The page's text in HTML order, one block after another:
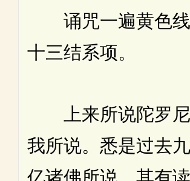
诵咒一遍黄色线
十三结系项。
上来所说陀罗尼
我所说。悉是过去